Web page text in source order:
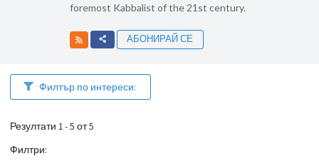
foremost Kabbalist of the 21st century.
АБОНИРАЙ СЕ
Филтър по интереси:
Резултати 1 - 5 от 5
Филтри: